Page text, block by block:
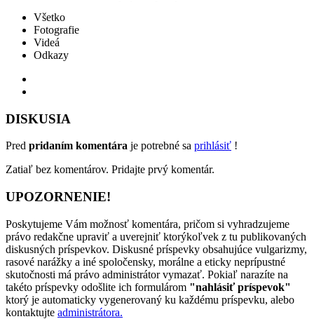
Všetko
Fotografie
Videá
Odkazy
DISKUSIA
Pred pridaním komentára je potrebné sa prihlásiť !
Zatiaľ bez komentárov. Pridajte prvý komentár.
UPOZORNENIE!
Poskytujeme Vám možnosť komentára, pričom si vyhradzujeme
právo redakčne upraviť a uverejniť ktorýkoľvek z tu publikovaných
diskusných príspevkov. Diskusné príspevky obsahujúce vulgarizmy,
rasové narážky a iné spoločensky, morálne a eticky neprípustné
skutočnosti má právo administrátor vymazať. Pokiaľ narazíte na
takéto príspevky odošlite ich formulárom "nahlásiť príspevok"
ktorý je automaticky vygenerovaný ku každému príspevku, alebo
kontaktujte administrátora.